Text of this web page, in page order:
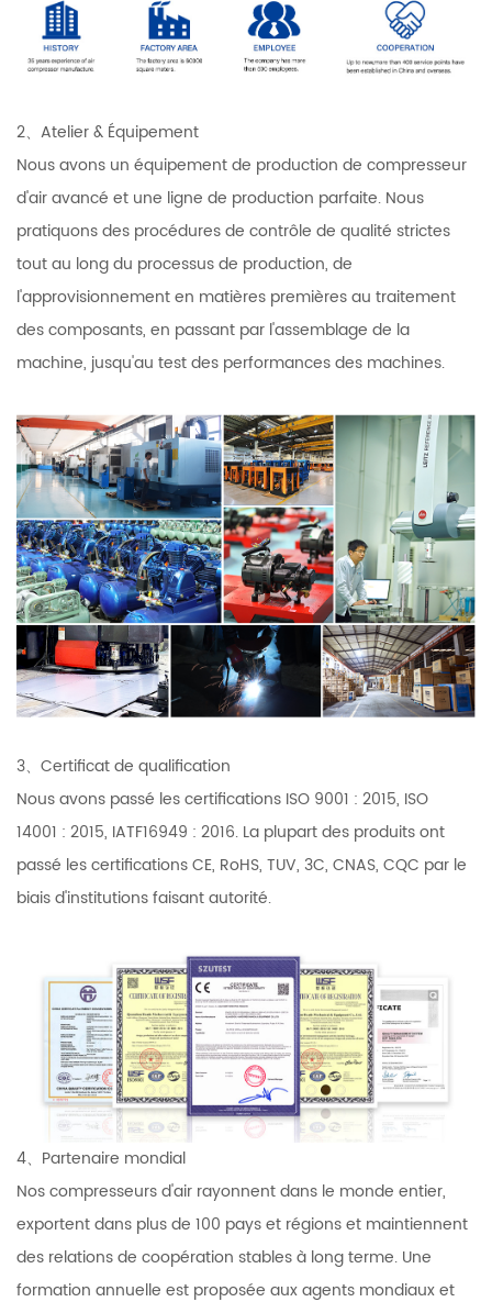
2、Atelier & Équipement
Nous avons un équipement de production de compresseur
d'air avancé et une ligne de production parfaite. Nous
pratiquons des procédures de contrôle de qualité strictes
tout au long du processus de production, de
l'approvisionnement en matières premières au traitement
des composants, en passant par l'assemblage de la
machine, jusqu'au test des performances des machines.
3、Certificat de qualification
Nous avons passé les certifications ISO 9001 : 2015, ISO
14001 : 2015, IATF16949 : 2016. La plupart des produits ont
passé les certifications CE, RoHS, TUV, 3C, CNAS, CQC par le
biais d'institutions faisant autorité.
4、Partenaire mondial
Nos compresseurs d'air rayonnent dans le monde entier,
exportent dans plus de 100 pays et régions et maintiennent
des relations de coopération stables à long terme. Une
formation annuelle est proposée aux agents mondiaux et